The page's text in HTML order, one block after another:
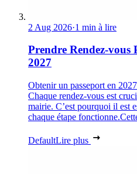
2 Aug 2026·1 min à lire
Prendre Rendez-vous
2027
Obtenir un passeport en
Chaque rendez-vous est
mairie. C’est pourquoi il est
chaque étape
DefaultLire plus